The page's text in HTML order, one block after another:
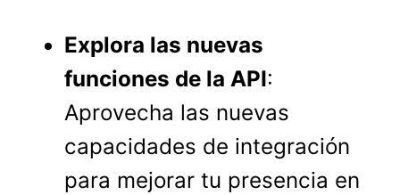
Explora las nuevas
funciones de la API:
Aprovecha las nuevas
capacidades de integración
para mejorar tu presencia en